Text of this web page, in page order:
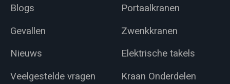
Blogs
Gevallen
Nieuws
Veelgestelde vragen
Portaalkranen
Zwenkkranen
Elektrische takels
Kraan Onderdelen